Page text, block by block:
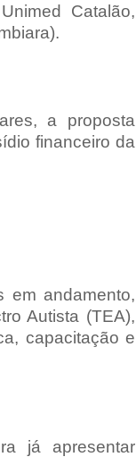
Catalão,
a proposta
financeiro da
em andamento,
Autista (TEA),
capacitação e
já apresentar